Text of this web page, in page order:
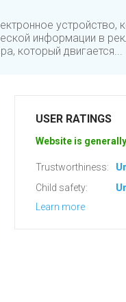
устройство,
информации в
который двигается...
USER RATINGS
Website is
Trustworthiness:
Child safety:
Learn more